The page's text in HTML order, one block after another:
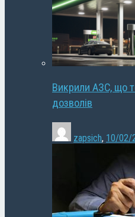
Викрили АЗС, що
дозволів
zapsich, 10/02/